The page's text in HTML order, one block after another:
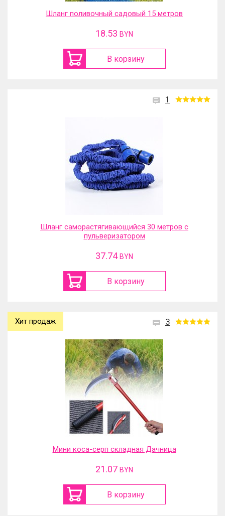
Шланг поливочный садовый 15 метров
18.53 BYN
В корзину
1
Шланг саморастягивающийся 30 метров с
пульверизатором
37.74 BYN
В корзину
3
Хит продаж
Мини коса-серп складная Дачница
21.07 BYN
В корзину